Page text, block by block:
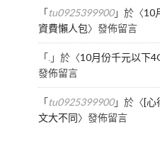
「tu0925399900」於〈10
資費懶人包〉發佈留言
「.」於〈10月份千元以下
發佈留言
「tu0925399900」於〈[心
文大不同〉發佈留言